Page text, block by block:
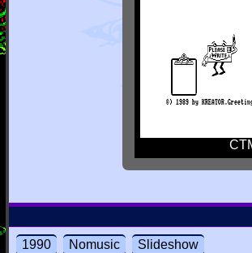
1990 Nomusic Slideshow